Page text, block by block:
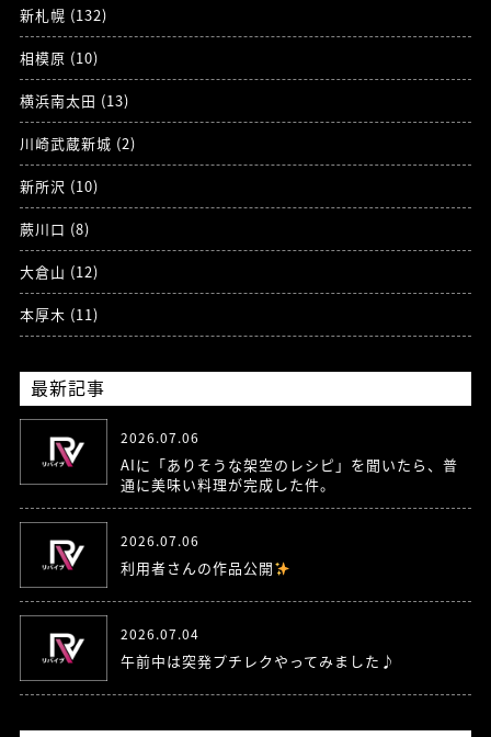
新札幌 (132)
相模原 (10)
横浜南太田 (13)
川崎武蔵新城 (2)
新所沢 (10)
蕨川口 (8)
大倉山 (12)
本厚木 (11)
最新記事
2026.07.06
AIに「ありそうな架空のレシピ」を聞いたら、普
通に美味い料理が完成した件。
2026.07.06
利用者さんの作品公開
2026.07.04
午前中は突発プチレクやってみました♪